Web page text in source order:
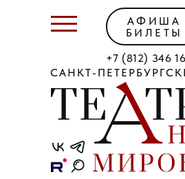
САНКТ-
+7 (812) 346
АФИША
БИЛЕТЫ